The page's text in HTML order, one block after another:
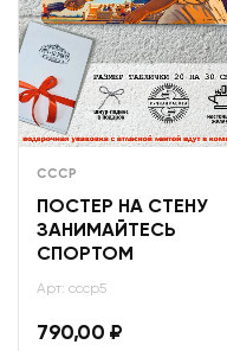
СССР
ПОСТЕР НА СТЕНУ
ЗАНИМАЙТЕСЬ
СПОРТОМ
Арт: ссср5
790,00 ₽